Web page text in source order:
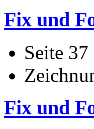
Fix und
Seite
Fix und